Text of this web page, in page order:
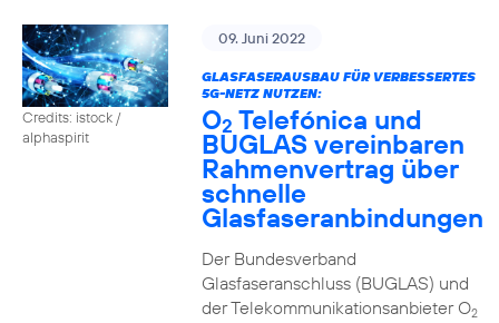
Credits: istock /
alphaspirit
09. Juni 2022
GLASFASERAUSBAU FÜR VERBESSERTES
5G-NETZ NUTZEN:
O2 Telefónica und
BUGLAS vereinbaren
Rahmenvertrag über
schnelle
Glasfaseranbindungen
Der Bundesverband
Glasfaseranschluss (BUGLAS) und
der Telekommunikationsanbieter O2